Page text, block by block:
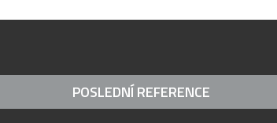
POSLEDNÍ REFERENCE